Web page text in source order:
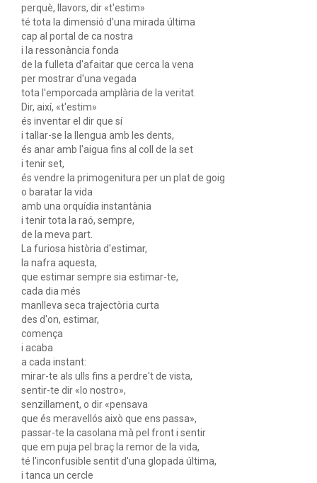
perquè, llavors, dir «t'estim»
té tota la dimensió d'una mirada última
cap al portal de ca nostra
i la ressonància fonda
de la fulleta d'afaitar que cerca la vena
per mostrar d'una vegada
tota l'emporcada amplària de la veritat.
Dir, així, «t'estim»
és inventar el dir que sí
i tallar-se la llengua amb les dents,
és anar amb l'aigua fins al coll de la set
i tenir set,
és vendre la primogenitura per un plat de goig
o baratar la vida
amb una orquídia instantània
i tenir tota la raó, sempre,
de la meva part.
La furiosa història d'estimar,
la nafra aquesta,
que estimar sempre sia estimar-te,
cada dia més
manlleva seca trajectòria curta
des d'on, estimar,
comença
i acaba
a cada instant:
mirar-te als ulls fins a perdre't de vista,
sentir-te dir «lo nostro»,
senzillament, o dir «pensava
que és meravellós això que ens passa»,
passar-te la casolana mà pel front i sentir
que em puja pel braç la remor de la vida,
té l'inconfusible sentit d'una glopada última,
i tanca un cercle